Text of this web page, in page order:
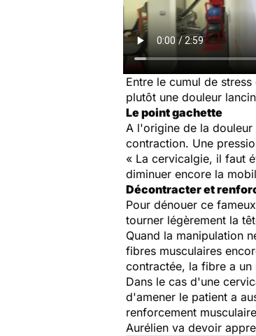
Entre le cumul de
plutôt une douleur
Le point gachette
A l'origine de la
contraction. Une
« La cervicalgie, il faut
diminuer encore la
Décontracter et
Pour dénouer ce
tourner légèrement la
Quand la manipulation
fibres musculaires
contractée, la fibre a un
Dans le cas d'une
d'amener le patient a
renforcement
Aurélien va devoir